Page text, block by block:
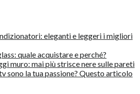
eleganti e leggeri i migliori
quale acquistare e perché?
muro: mai più strisce nere sulle pareti
sono la tua passione? Questo articolo